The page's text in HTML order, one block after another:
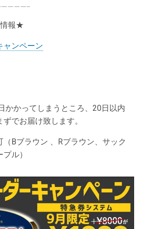
報★
ャンペーン
かかってしまうところ、20日以内
ずでお届け致します。
Bブラウン 、Rブラウン、サック
ル）